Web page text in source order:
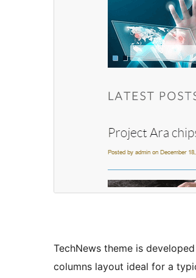
TechNews theme is
columns layout ideal for a